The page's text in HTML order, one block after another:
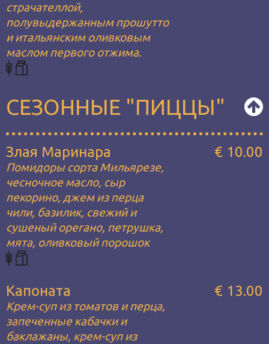
страчателлой,
полувыдержанным прошутто
и итальянским оливковым
маслом первого отжима.
СЕЗОННЫЕ "ПИЦЦЫ"
Злая Маринара
Помидоры сорта Мильярезе,
чесночное масло, сыр
пекорино, джем из перца
чили, базилик, свежий и
сушеный орегано, петрушка,
мята, оливковый порошок
€ 10.00
Капоната
Крем-суп из томатов и перца,
запеченные кабачки и
баклажаны, крем-суп из
€ 13.00